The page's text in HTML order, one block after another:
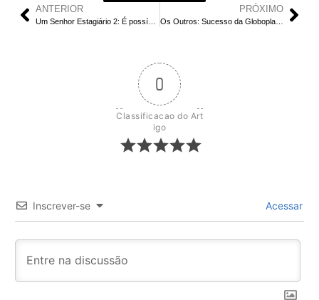
ANTERIOR PRÓXIMO
Os Outros: Sucesso da Globoplay Será Exibida na Globo
0
Classificacao do Art
igo
Inscrever-se Acessar